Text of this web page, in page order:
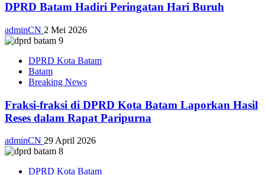
DPRD Batam Hadiri Peringatan Hari Buruh
adminCN 2 Mei 2026
DPRD Kota Batam
Batam
Breaking News
Fraksi-fraksi di DPRD Kota Batam Laporkan Hasil
Reses dalam Rapat Paripurna
adminCN 29 April 2026
DPRD Kota Batam